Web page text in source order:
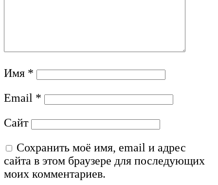
Имя *
Email *
Сайт
Сохранить моё имя, email и адрес
сайта в этом браузере для последующих
моих комментариев.